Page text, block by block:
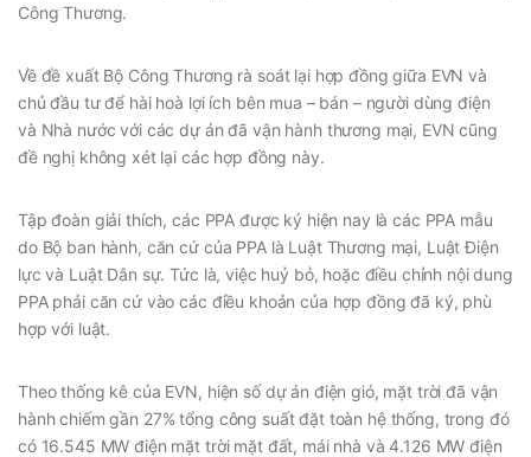
Công Thương.
Về đề xuất Bộ Công Thương rà soát lại hợp đồng giữa EVN và
chủ đầu tư để hài hoà lợi ích bên mua – bán – người dùng điện
và Nhà nước với các dự án đã vận hành thương mại, EVN cũng
đề nghị không xét lại các hợp đồng này.
Tập đoàn giải thích, các PPA được ký hiện nay là các PPA mẫu
do Bộ ban hành, căn cứ của PPA là Luật Thương mại, Luật Điện
lực và Luật Dân sự. Tức là, việc huỷ bỏ, hoặc điều chỉnh nội dung
PPA phải căn cứ vào các điều khoản của hợp đồng đã ký, phù
hợp với luật.
Theo thống kê của EVN, hiện số dự án điện gió, mặt trời đã vận
hành chiếm gần 27% tổng công suất đặt toàn hệ thống, trong đó
có 16.545 MW điện mặt trời mặt đất, mái nhà và 4.126 MW điện